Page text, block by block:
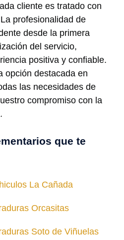
cliente es tratado con
profesionalidad de
desde la primera
del servicio,
positiva y confiable.
opción destacada en
las necesidades de
compromiso con la
que te
La Cañada
Orcasitas
Soto de Viñuelas